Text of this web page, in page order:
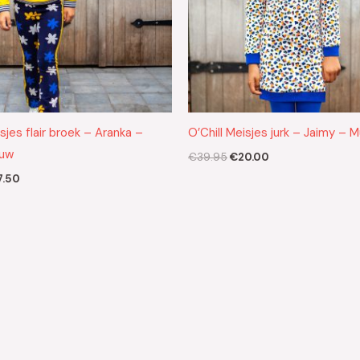
flair broek – Aranka –
O’Chill Meisjes jurk – Jaimy –
€39.95€20.00